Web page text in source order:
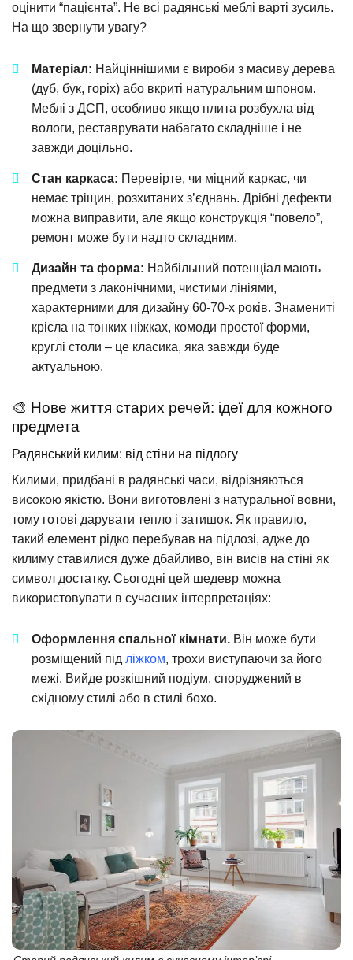
оцінити “пацієнта”. Не всі радянські меблі варті зусиль.
На що звернути увагу?
Матеріал: Найціннішими є вироби з масиву дерева
(дуб, бук, горіх) або вкриті натуральним шпоном.
Меблі з ДСП, особливо якщо плита розбухла від
вологи, реставрувати набагато складніше і не
завжди доцільно.
Стан каркаса: Перевірте, чи міцний каркас, чи
немає тріщин, розхитаних з’єднань. Дрібні дефекти
можна виправити, але якщо конструкція “повело”,
ремонт може бути надто складним.
Дизайн та форма: Найбільший потенціал мають
предмети з лаконічними, чистими лініями,
характерними для дизайну 60-70-х років. Знамениті
крісла на тонких ніжках, комоди простої форми,
круглі столи – це класика, яка завжди буде
актуальною.
🎨 Нове життя старих речей: ідеї для кожного
предмета
Радянський килим: від стіни на підлогу
Килими, придбані в радянські часи, відрізняються
високою якістю. Вони виготовлені з натуральної вовни,
тому готові дарувати тепло і затишок. Як правило,
такий елемент рідко перебував на підлозі, адже до
килиму ставилися дуже дбайливо, він висів на стіні як
символ достатку. Сьогодні цей шедевр можна
використовувати в сучасних інтерпретаціях:
Оформлення спальної кімнати. Він може бути
розміщений під ліжком, трохи виступаючи за його
межі. Вийде розкішний подіум, споруджений в
східному стилі або в стилі бохо.